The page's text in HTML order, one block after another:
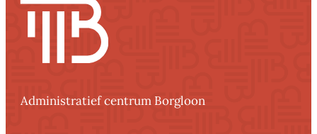
Contact
Administratief centrum Borgloon